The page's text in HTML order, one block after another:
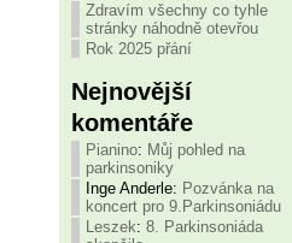
Zdravím všechny co tyhle
stránky náhodně otevřou
Rok 2025 přání
Nejnovější
komentáře
Pianino: Můj pohled na
parkinsoniky
Inge Anderle: Pozvánka na
koncert pro 9.Parkinsoniádu
Leszek: 8. Parkinsoniáda